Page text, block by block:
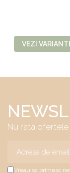
VEZI
Nu rata
Vreau sa primesc